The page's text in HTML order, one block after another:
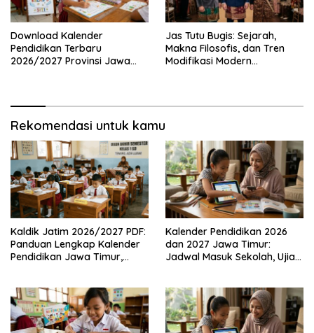
Download Kalender
Pendidikan Terbaru
2026/2027 Provinsi Jawa
Jas Tutu Bugis: Sejarah,
Makna Filosofis, dan Tren
Modifikasi Modern
Rekomendasi untuk kamu
Kaldik Jatim 2026/2027 PDF:
Panduan Lengkap Kalender
Pendidikan Jawa Timur,
Kalender Pendidikan 2026
dan 2027 Jawa Timur:
Jadwal Masuk Sekolah, Ujian,